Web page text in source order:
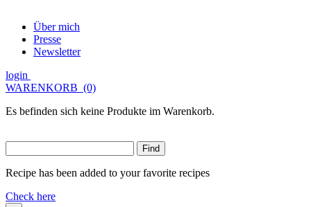
Über mich
Presse
Newsletter
login
WARENKORB (0)
Es befinden sich keine Produkte im Warenkorb.
Recipe has been added to your favorite recipes
Check here